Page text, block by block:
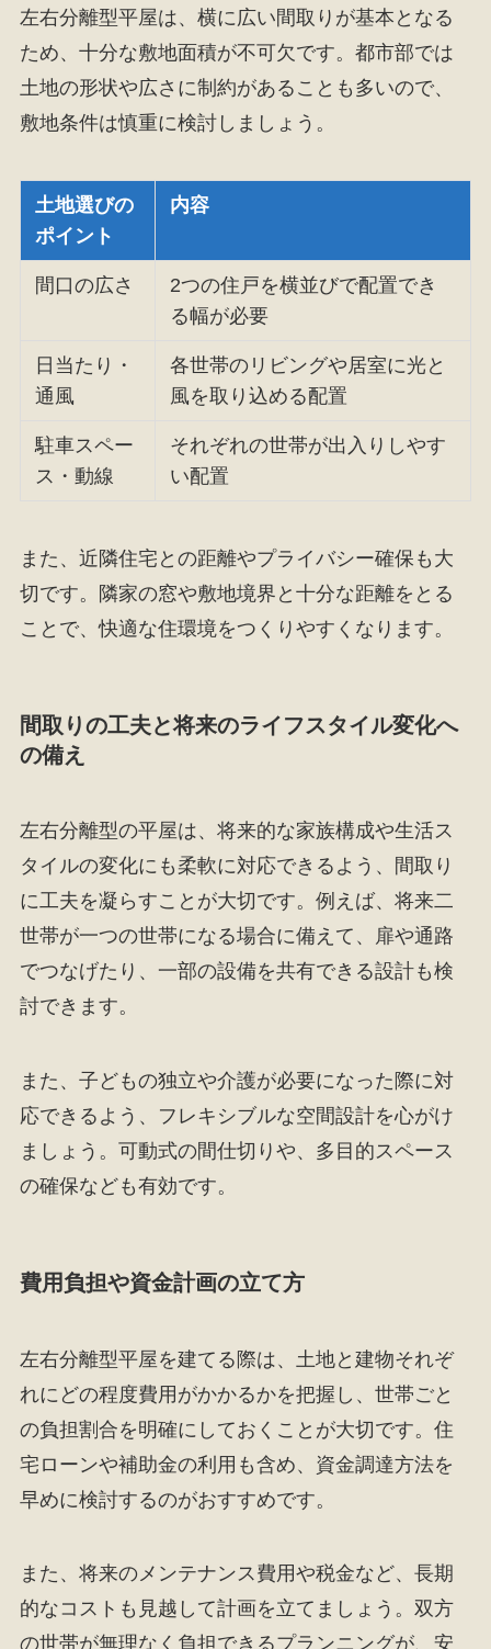
左右分離型平屋は、横に広い間取りが基本となる
ため、十分な敷地面積が不可欠です。都市部では
土地の形状や広さに制約があることも多いので、
敷地条件は慎重に検討しましょう。
土地選びの
ポイント
内容
間口の広さ
2つの住戸を横並びで配置でき
る幅が必要
日当たり・
通風
各世帯のリビングや居室に光と
風を取り込める配置
駐車スペー
ス・動線
それぞれの世帯が出入りしやす
い配置
また、近隣住宅との距離やプライバシー確保も大
切です。隣家の窓や敷地境界と十分な距離をとる
ことで、快適な住環境をつくりやすくなります。
間取りの工夫と将来のライフスタイル変化へ
の備え
左右分離型の平屋は、将来的な家族構成や生活ス
タイルの変化にも柔軟に対応できるよう、間取り
に工夫を凝らすことが大切です。例えば、将来二
世帯が一つの世帯になる場合に備えて、扉や通路
でつなげたり、一部の設備を共有できる設計も検
討できます。
また、子どもの独立や介護が必要になった際に対
応できるよう、フレキシブルな空間設計を心がけ
ましょう。可動式の間仕切りや、多目的スペース
の確保なども有効です。
費用負担や資金計画の立て方
左右分離型平屋を建てる際は、土地と建物それぞ
れにどの程度費用がかかるかを把握し、世帯ごと
の負担割合を明確にしておくことが大切です。住
宅ローンや補助金の利用も含め、資金調達方法を
早めに検討するのがおすすめです。
また、将来のメンテナンス費用や税金など、長期
的なコストも見越して計画を立てましょう。双方
の世帯が無理なく負担できるプランニングが、安